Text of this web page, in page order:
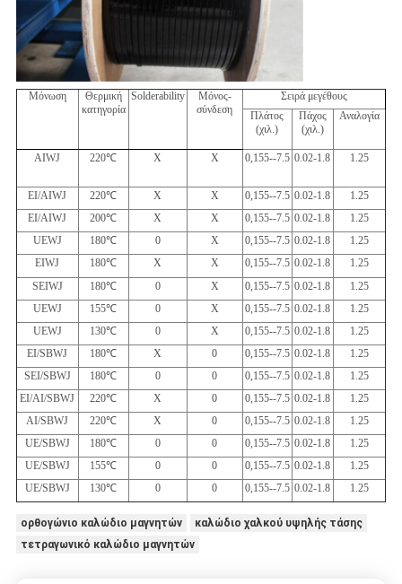
Μόνωση
Θερμική
κατηγορία
Solderability
Μόνος-
σύνδεση
Σειρά μεγέθους
Πλάτος
(χιλ.)
Πάχος
(χιλ.)
Αναλογία
AIWJ 220℃ Χ Χ 0,155--7.5 0.02-1.8 1.25
EI/AIWJ 220℃ Χ Χ 0,155--7.5 0.02-1.8
1.25
EI/AIWJ
200℃ Χ Χ 0,155--7.5 0.02-1.8
1.25
UEWJ
180℃ 0 Χ 0,155--7.5 0.02-1.8
1.25
EIWJ
180℃ Χ Χ 0,155--7.5 0.02-1.8
1.25
SEIWJ
180℃ 0 Χ 0,155--7.5 0.02-1.8
1.25
UEWJ
155℃ 0 Χ 0,155--7.5 0.02-1.8
1.25
UEWJ
130℃ 0 Χ 0,155--7.5 0.02-1.8
1.25
EI/SBWJ
180℃ Χ 0 0,155--7.5 0.02-1.8
1.25
SEI/SBWJ
180℃ 0 0 0,155--7.5 0.02-1.8
1.25
EI/AI/SBWJ
220℃ Χ 0 0,155--7.5 0.02-1.8
1.25
AI/SBWJ
220℃ Χ 0 0,155--7.5 0.02-1.8
1.25
UE/SBWJ
180℃ 0 0 0,155--7.5 0.02-1.8
1.25
UE/SBWJ
155℃ 0 0 0,155--7.5 0.02-1.8
1.25
UE/SBWJ
130℃ 0 0 0,155--7.5 0.02-1.8 1.25
ορθογώνιο καλώδιο μαγνητών
καλώδιο χαλκού υψηλής τάσης
τετραγωνικό καλώδιο μαγνητών